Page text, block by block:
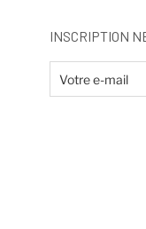
INSCRIPTION